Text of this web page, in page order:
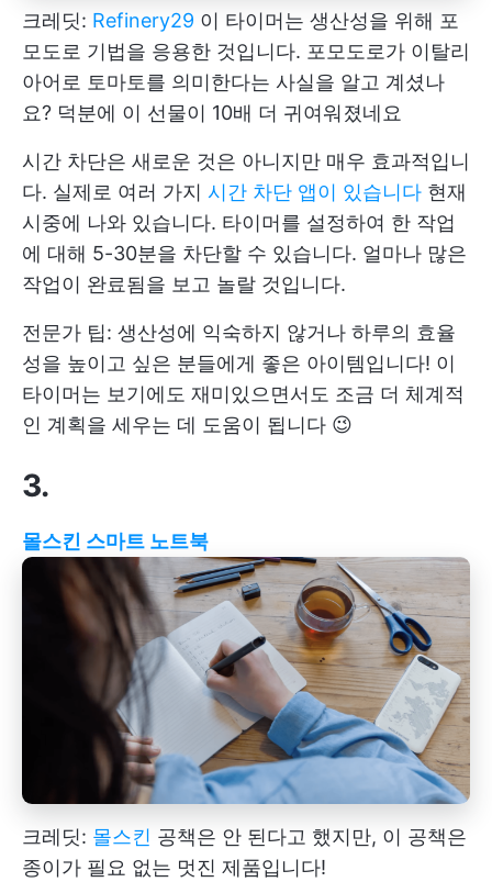
크레딧: Refinery29 이 타이머는 생산성을 위해 포
모도로 기법을 응용한 것입니다. 포모도로가 이탈리
아어로 토마토를 의미한다는 사실을 알고 계셨나
요? 덕분에 이 선물이 10배 더 귀여워졌네요
시간 차단은 새로운 것은 아니지만 매우 효과적입니
다. 실제로 여러 가지 시간 차단 앱이 있습니다 현재
시중에 나와 있습니다. 타이머를 설정하여 한 작업
에 대해 5-30분을 차단할 수 있습니다. 얼마나 많은
작업이 완료됨을 보고 놀랄 것입니다.
전문가 팁: 생산성에 익숙하지 않거나 하루의 효율
성을 높이고 싶은 분들에게 좋은 아이템입니다! 이
타이머는 보기에도 재미있으면서도 조금 더 체계적
인 계획을 세우는 데 도움이 됩니다 😉
3.
몰스킨 스마트 노트북
크레딧: 몰스킨 공책은 안 된다고 했지만, 이 공책은
종이가 필요 없는 멋진 제품입니다!